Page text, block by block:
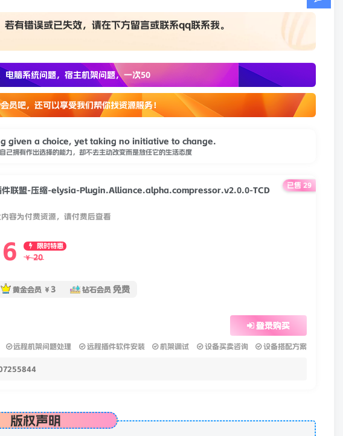
若有错误或已失效，请在下方留言或联系qq联系我。
电脑系统问题，宿主机架问题，一次50
员吧，还可以享受我们帮你找资源服务！
given a choice, yet taking no initiative to change.
己拥有作出选择的能力，却不去主动改变而是放任它的生活态度
件联盟-压缩-elysia-Plugin.Alliance.alpha.compressor.v2.0.0-TCD
容为付费资源，请付费后查看
6 限时特惠
￥ 20
黄金会员 ￥ 3 钻石会员 免费
登录购买
远程机架问题处理 远程插件软件安装 机架调试 设备买卖咨询 设备搭配方案
已售 29
版权声明